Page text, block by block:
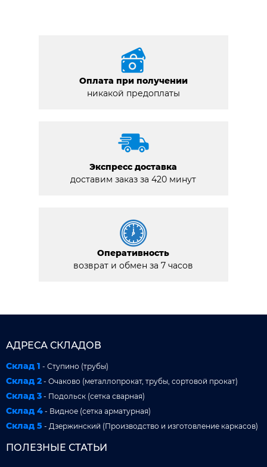
Оплата при получении
никакой предоплаты
Экспресс доставка
доставим заказ за 420 минут
Оперативность
возврат и обмен за 7 часов
АДРЕСА СКЛАДОВ
Склад 1 - Ступино (трубы)
Склад 2 - Очаково (металлопрокат, трубы, сортовой прокат)
Склад 3 - Подольск (сетка сварная)
Склад 4 - Видное (сетка арматурная)
Склад 5 - Дзержинский (Производство и изготовление каркасов)
ПОЛЕЗНЫЕ СТАТЬИ